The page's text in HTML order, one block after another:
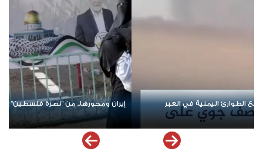
من صنع الأزمة لا يقود الحل؟.. تحالف جديد في باب المندب
ملف إخفاقات التحالف العربي في اليمن